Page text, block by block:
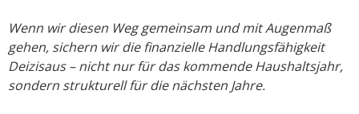
Wenn wir diesen Weg gemeinsam und mit Augenmaß
gehen, sichern wir die finanzielle Handlungsfähigkeit
Deizisaus – nicht nur für das kommende Haushaltsjahr,
sondern strukturell für die nächsten Jahre.